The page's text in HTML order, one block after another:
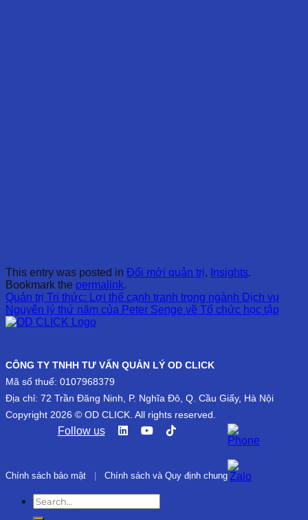
This entry was posted in Đổi mới quản trị, Insights.
Bookmark the permalink.
Quản trị Tri thức: Lợi thế cạnh tranh trong ngành Dịch vụ
Nguyên lý thứ năm của Peter Senge về Tổ chức học tập
CÔNG TY TNHH TƯ VẤN QUẢN LÝ OD CLICK
Mã số thuế: 0107968379
Địa chỉ: 72 Trần Đăng Ninh, P. Nghĩa Đô, Q. Cầu Giấy, Hà Nội
Copyright 2026 © OD CLICK. All rights reserved.
Follow us
Chính sách bảo mật Chính sách và Quy định chung